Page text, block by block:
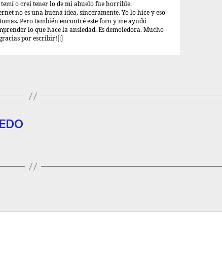
o creí tener lo de mi abuelo fue horrible.
no es una buena idea, sinceramente. Yo lo hice y eso
Pero también encontré este foro y me ayudó
lo que hace la ansiedad. Es demoledora. Mucho
por escribir![:]